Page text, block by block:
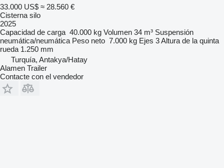
33.000 US$ ≈ 28.560 €
Cisterna silo
2025
Capacidad de carga 40.000 kg Volumen 34 m³ Suspensión
neumática/neumática Peso neto 7.000 kg Ejes 3Altura de la quinta
rueda 1.250 mm
Turquía, Antakya/Hatay
Alamen Trailer
Contacte con el vendedor